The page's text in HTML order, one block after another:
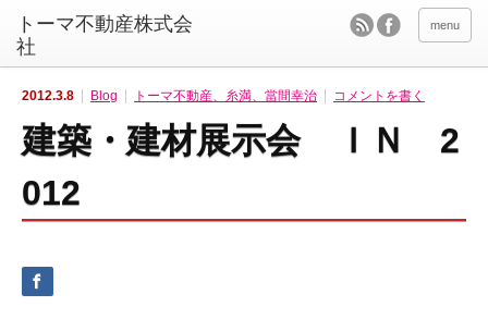
menu
2012.3.8 Blog トーマ不動産、糸満、當間幸治 コメントを書く
建築・建材展示会 ＩＮ 2
012